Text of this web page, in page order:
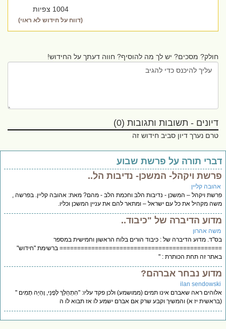
1004 צפיות
(דווח על חידוש לא ראוי)
חולק? מסכים? יש לך מה להוסיף? חווה דעתך על החידוש!
דיונים - תשובות ותגובות (0)
טרם נערך דיון סביב חידוש זה
תורה על פרשת שבוע
ויקהל- המשכן- נדיבות הל..
קליין
ויקהל – המשכן - נדיבות הלב וחכמת הלב - מהם? מאת: אהובה קליין. בפרשה ,
מקהיל את כל עם ישראל – ומתאר להם את עניין המשכן וכליו.
הדיברה של "כיבוד..
אהרון
מדוע הדיברה של : כיבוד הורים בלוח הראשון וחמישית במספר
ברשימת "חידוש"
זה תחת הכותרת : "
נבחר אברהם?
ilan
ראה שאברם אינו תמים (ממושמע) ולכן פקד עליו: "הִתְהַלֵּךְ לְפָנַי, וֶהְיֵה תָמִים "
יז א) והמשיך וקבע שרק אם אברם ישמע לו אז תבוא לו ה